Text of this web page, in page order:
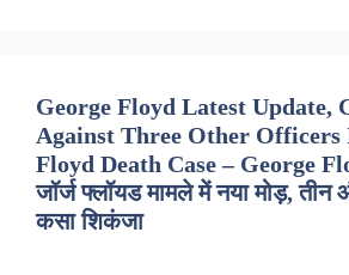
George Floyd Latest Update,
Against Three Other Officers
Floyd Death Case – George
जॉर्ज फ्लॉयड मामले में नया मोड़, तीन
कसा शिकंजा